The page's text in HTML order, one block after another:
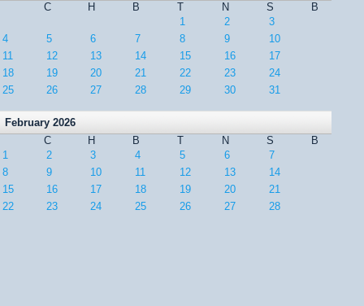
C
H B T N S
B
1
2
3
4
5 6 7 8 9
10
11
12 13 14 15 16
17
18
19 20 21 22 23
24
25
26 27 28 29 30 31
February 2026
C
H B T N S
B
1
2 3 4 5 6
7
8
9 10 11 12 13
14
15
16 17 18 19 20
21
22
23 24 25 26 27 28